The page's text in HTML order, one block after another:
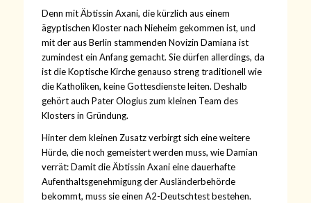
Denn mit Äbtissin Axani, die kürzlich aus einem
ägyptischen Kloster nach Nieheim gekommen ist, und
mit der aus Berlin stammenden Novizin Damiana ist
zumindest ein Anfang gemacht. Sie dürfen allerdings, da
ist die Koptische Kirche genauso streng traditionell wie
die Katholiken, keine Gottesdienste leiten. Deshalb
gehört auch Pater Ologius zum kleinen Team des
Klosters in Gründung.
Hinter dem kleinen Zusatz verbirgt sich eine weitere
Hürde, die noch gemeistert werden muss, wie Damian
verrät: Damit die Äbtissin Axani eine dauerhafte
Aufenthaltsgenehmigung der Ausländerbehörde
bekommt, muss sie einen A2-Deutschtest bestehen.